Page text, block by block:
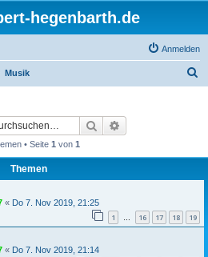
hegenbarth.de
Anmelden
Musik
Suche
• Seite 1 von 1
Themen
« Do 7. Nov 2019, 21:25
1 … 16 17 18 19
« Do 7. Nov 2019, 21:14